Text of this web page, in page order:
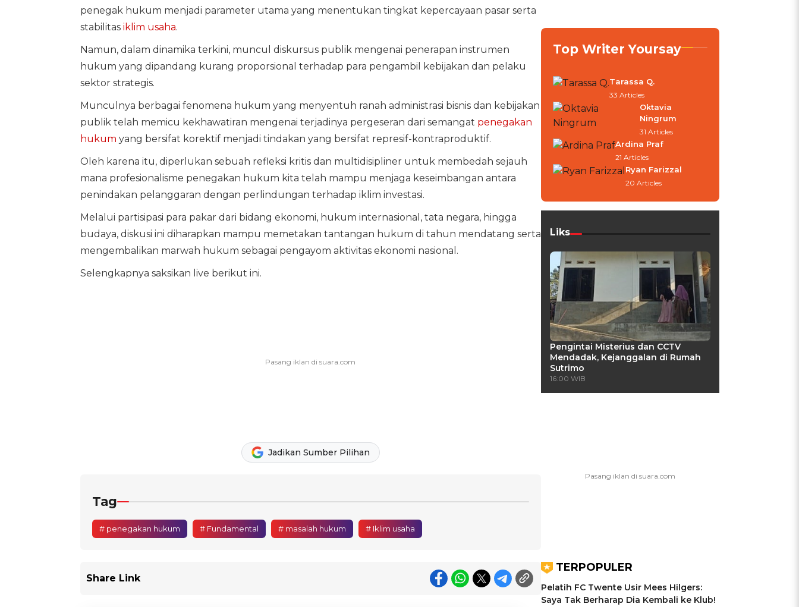
penegak hukum menjadi parameter utama yang menentukan tingkat kepercayaan pasar serta
stabilitas iklim usaha.
Namun, dalam dinamika terkini, muncul diskursus publik mengenai penerapan instrumen
hukum yang dipandang kurang proporsional terhadap para pengambil kebijakan dan pelaku
sektor strategis.
Munculnya berbagai fenomena hukum yang menyentuh ranah administrasi bisnis dan kebijakan
publik telah memicu kekhawatiran mengenai terjadinya pergeseran dari semangat penegakan
hukum yang bersifat korektif menjadi tindakan yang bersifat represif-kontraproduktif.
Oleh karena itu, diperlukan sebuah refleksi kritis dan multidisipliner untuk membedah sejauh
mana profesionalisme penegakan hukum kita telah mampu menjaga keseimbangan antara
penindakan pelanggaran dengan perlindungan terhadap iklim investasi.
Melalui partisipasi para pakar dari bidang ekonomi, hukum internasional, tata negara, hingga
budaya, diskusi ini diharapkan mampu memetakan tantangan hukum di tahun mendatang serta
mengembalikan marwah hukum sebagai pengayom aktivitas ekonomi nasional.
Selengkapnya saksikan live berikut ini.
Jadikan Sumber Pilihan
Tag
# penegakan hukum # Fundamental # masalah hukum # Iklim usaha
Share Link
Top Writer Yoursay
Tarassa Q.
33 Articles
Oktavia
Ningrum
31 Articles
Ardina Praf
21 Articles
Ryan Farizzal
20 Articles
Liks
Pengintai Misterius dan CCTV
Mendadak, Kejanggalan di Rumah
Sutrimo
16:00 WIB
TERPOPULER
Pelatih FC Twente Usir Mees Hilgers:
Saya Tak Berharap Dia Kembali ke Klub!